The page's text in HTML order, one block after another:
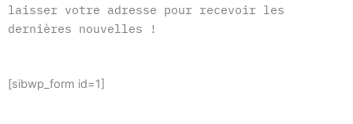
laisser votre adresse pour recevoir les
dernières nouvelles !
[sibwp_form id=1]